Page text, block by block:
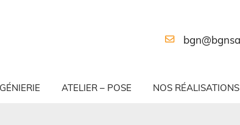
ATELIER – POSE NOS RÉALISATIONS